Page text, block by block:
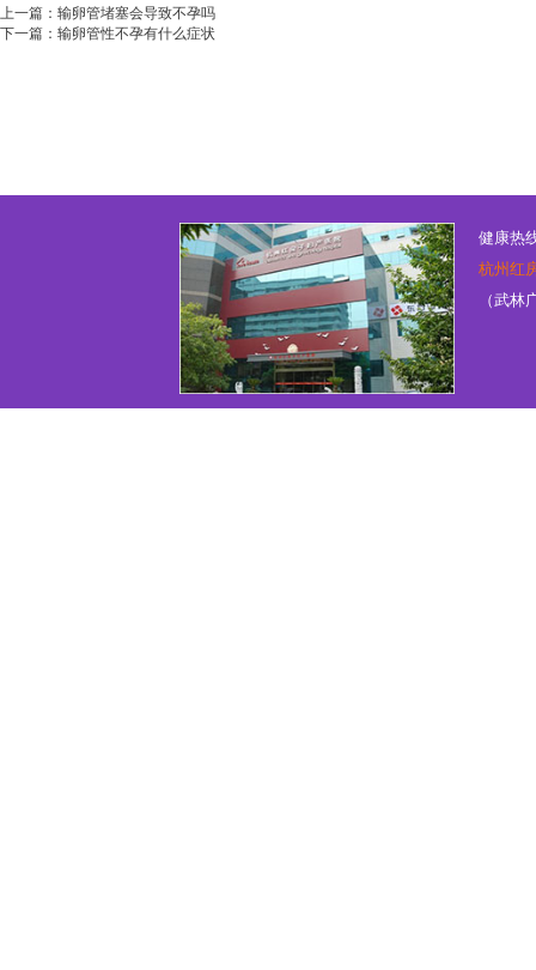
上一篇： 输卵管堵塞会导致不孕吗
下一篇： 输卵管性不孕有什么症状
健康热
杭州红
（武